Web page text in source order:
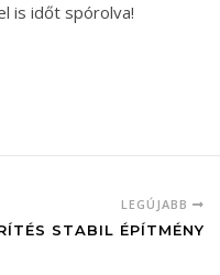
is időt spórolva!
LEGÚJABB
STABIL ÉPÍTMÉNY